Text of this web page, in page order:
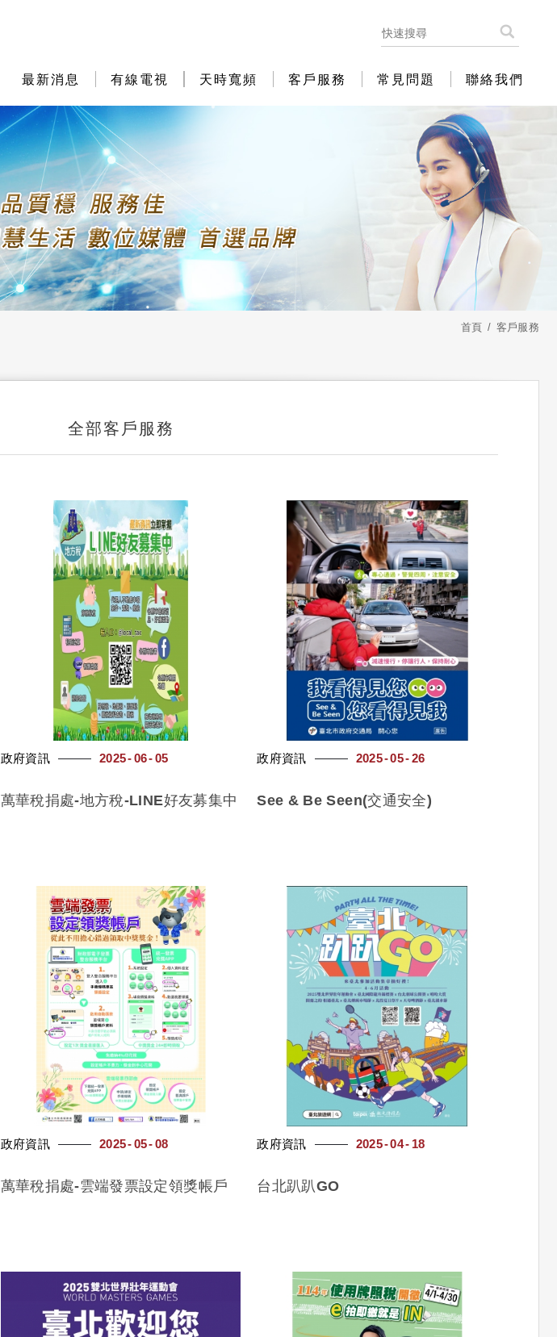
最新消息 有線電視 天時寬頻 客戶服務 常見問題 聯絡我們
首頁 客戶服務
全部客戶服務
政府資訊 05
06
2025
萬華稅捐處-地方稅-LINE好友募集中
政府資訊 26
05
2025
See & Be Seen(交通安全)
政府資訊 08
05
2025
萬華稅捐處-雲端發票設定領獎帳戶
政府資訊 18
04
2025
台北趴趴GO